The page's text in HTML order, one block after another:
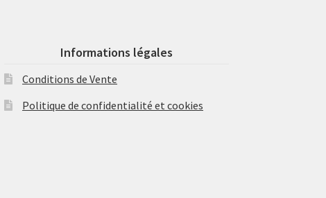
Informations légales
Conditions de Vente
Politique de confidentialité et cookies